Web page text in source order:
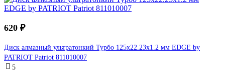
620 ₽
Диск алмазный ультратонкий Турбо 125x22.23х1.2 мм EDGE by
PATRIOT Patriot 811010007
5